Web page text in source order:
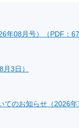
年08月号）（PDF：
3日）
てのお知らせ（2026年